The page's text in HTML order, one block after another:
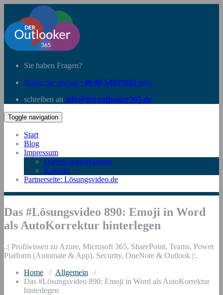
Sie haben Fragen?
Rufen Sie uns an +49 89 54197824 oder
schreiben an info@deroutlooker365.de
Toggle navigation
Start
Blog
Impressum
Datenschutzerklärung
Kontakt
Partnerseite: Lösungsvideo.de
Das #Lösungsvideo 890: Emoji in Word
als AutoKorrektur hinterlegen
.:| Profiwissen zu Azure, Microsoft 365, SharePoint, Teams, Power
Platform (Automate & App), Security, OneNote & Outlook |:.
Home / Allgemein /
Das #Lösungsvideo 890: Emoji in Word als AutoKorrektur
hinterlegen